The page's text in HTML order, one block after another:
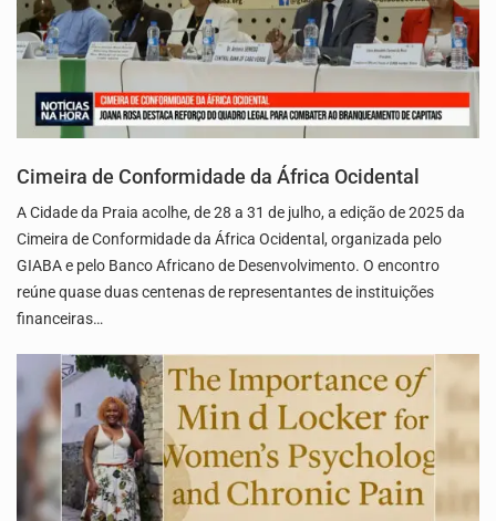
Cimeira de Conformidade da África Ocidental
A Cidade da Praia acolhe, de 28 a 31 de julho, a edição de 2025 da
Cimeira de Conformidade da África Ocidental, organizada pelo
GIABA e pelo Banco Africano de Desenvolvimento. O encontro
reúne quase duas centenas de representantes de instituições
financeiras…